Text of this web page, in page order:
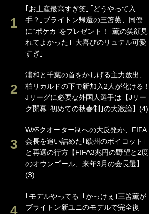
｢お土産最高すぎ笑｣｢どうやって入
手？｣ブライトン帰還の三笘薫、同僚
に“ポケカ”をプレゼント！｢薫の笑顔見
れてよかった｣｢大喜びのリュテル可愛
すぎ｣
浦和と千葉の首をかしげる主力放出、
柏リカルドの下で新加入2人が化ける！
Jリーグに必要な外国人選手は【Jリー
グ開幕｢初めての秋春制｣の大激論】(4)
W杯クオーター制への大反発か、FIFA
会長を追い詰めた｢欧州のボイコット｣
と再選の行方【FIFA3兆円の野望と2度
のオウンゴール、来年3月の会長選】
(3)
｢モデルやってる｣｢かっけぇ｣三笘薫が
ブライトン新ユニのモデルで完全復